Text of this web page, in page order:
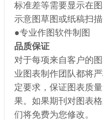
标准差等需要显示在
示意图草图或纸稿扫
●专业作图软件制图
品质保证
对于每项来自客户的
业图表制作团队都将
定要求，保证图表质
果。如果期刊对图表
们将免费为您修改。